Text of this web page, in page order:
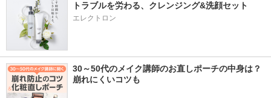
トラブルを労わる、クレンジング&洗顔セット
エレクトロン
30～50代のメイク講師のお直しポーチの中身は？
崩れにくいコツも